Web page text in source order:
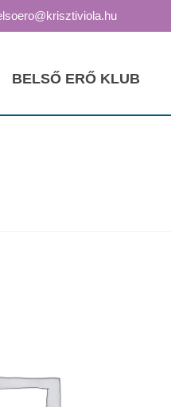
BELSŐ ERŐ KLUB